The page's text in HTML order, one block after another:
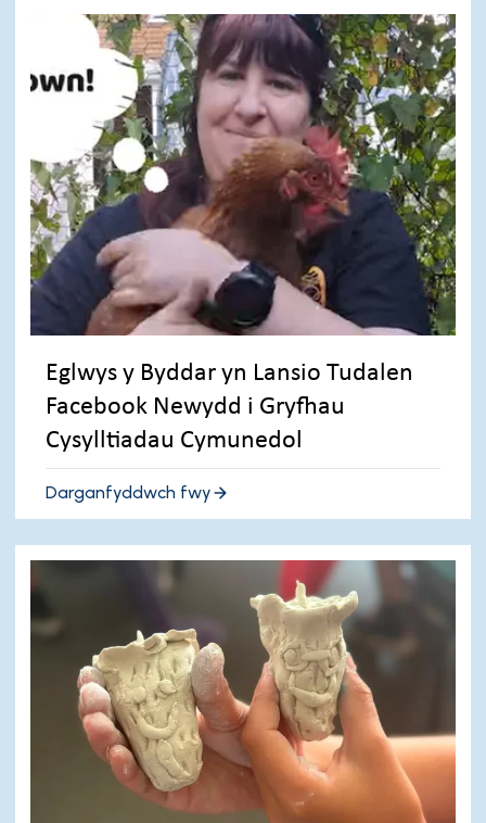
Eglwys y Byddar yn Lansio Tudalen
Facebook Newydd i Gryfhau
Cysylltiadau Cymunedol
Darganfyddwch fwy